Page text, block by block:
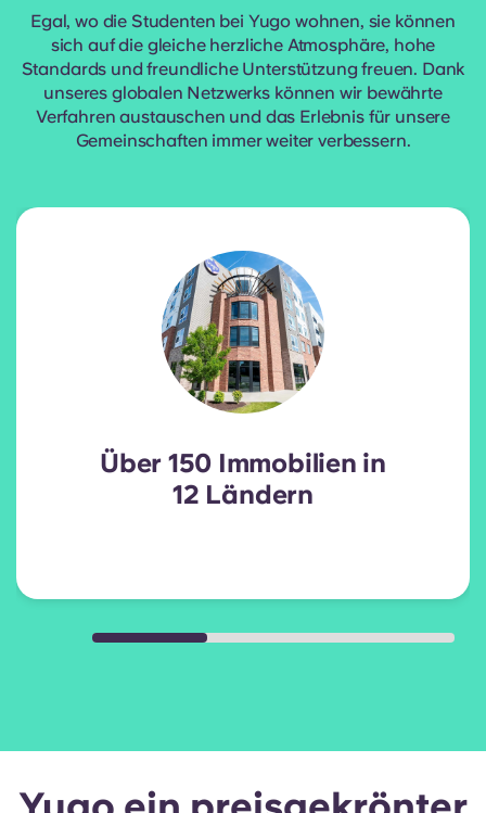
Egal, wo die Studenten bei Yugo wohnen, sie können
sich auf die gleiche herzliche Atmosphäre, hohe
Standards und freundliche Unterstützung freuen. Dank
unseres globalen Netzwerks können wir bewährte
Verfahren austauschen und das Erlebnis für unsere
Gemeinschaften immer weiter verbessern.
Über 150 Immobilien in
12 Ländern